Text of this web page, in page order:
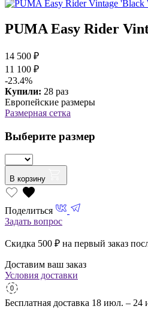
PUMA Easy Rider
14 500 ₽
11 100 ₽
-23.4%
Купили: 28 раз
Европейские размеры
Размерная сетка
Выберите размер
В корзину
Поделиться
Задать вопрос
Скидка 500 ₽ на первый заказ
Доставим ваш заказ
Условия доставки
Бесплатная доставка 18 июл. – 24